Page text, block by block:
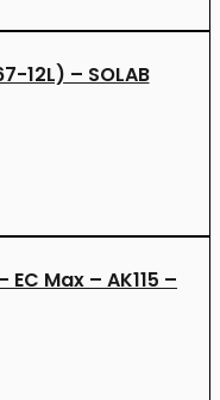
12L) – SOLAB
Max – AK115 –